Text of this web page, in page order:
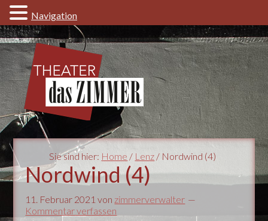
Sie sind hier: Home / Lenz / Nordwind (4)
Nordwind (4)
11. Februar 2021 von zimmerverwalter
Kommentar verfassen
Navigation